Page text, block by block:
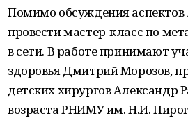
Помимо обсуждения аспектов
провести мастер-класс по
в сети. В работе принимают
здоровья Дмитрий Морозов,
детских хирургов Александр
возраста РНИМУ им. Н.И.